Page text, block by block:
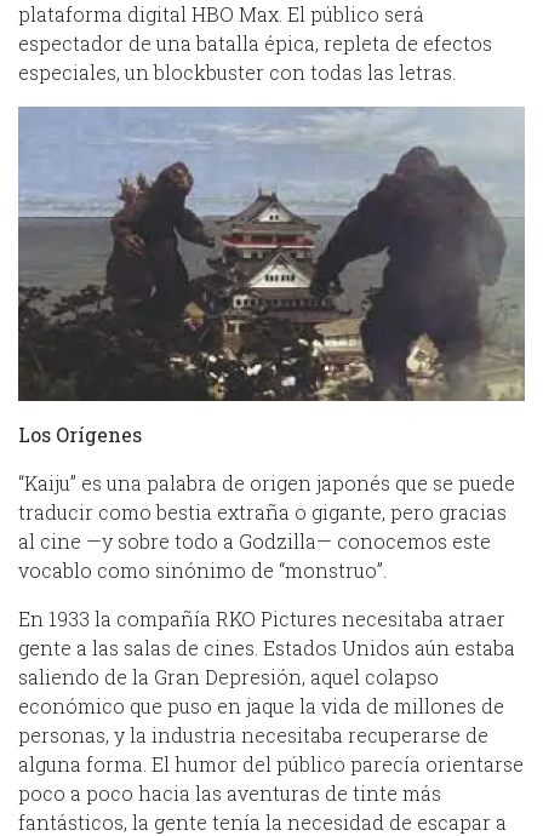
plataforma digital HBO Max. El público será
espectador de una batalla épica, repleta de efectos
especiales, un blockbuster con todas las letras.
Los Orígenes
“Kaiju” es una palabra de origen japonés que se puede
traducir como bestia extraña o gigante, pero gracias
al cine —y sobre todo a Godzilla— conocemos este
vocablo como sinónimo de “monstruo”.
En 1933 la compañía RKO Pictures necesitaba atraer
gente a las salas de cines. Estados Unidos aún estaba
saliendo de la Gran Depresión, aquel colapso
económico que puso en jaque la vida de millones de
personas, y la industria necesitaba recuperarse de
alguna forma. El humor del público parecía orientarse
poco a poco hacia las aventuras de tinte más
fantásticos, la gente tenía la necesidad de escapar a